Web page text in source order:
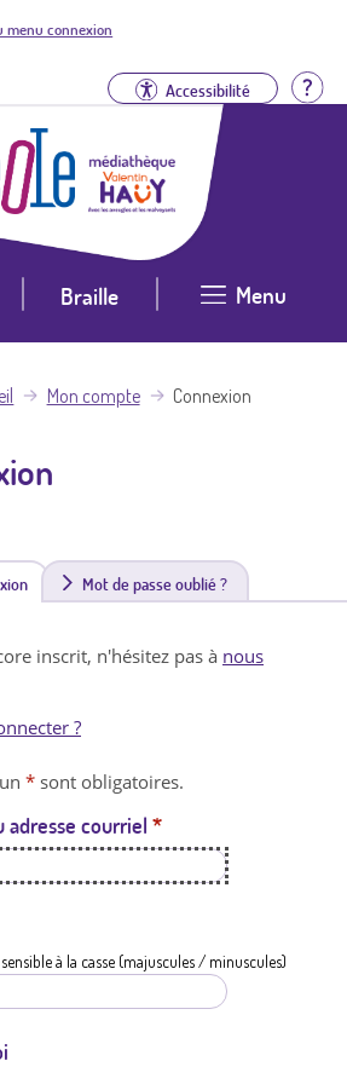
menu connexion
Accessibilité
Braille Menu
Mon compte Connexion
(
n
t
a
t
i
Mot de passe oublié ?
inscrit, n'hésitez pas à nous
?
* sont obligatoires.
adresse courriel *
à la casse (majuscules / minuscules)